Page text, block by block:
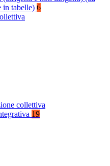
in tabelle) 6
collettiva
19